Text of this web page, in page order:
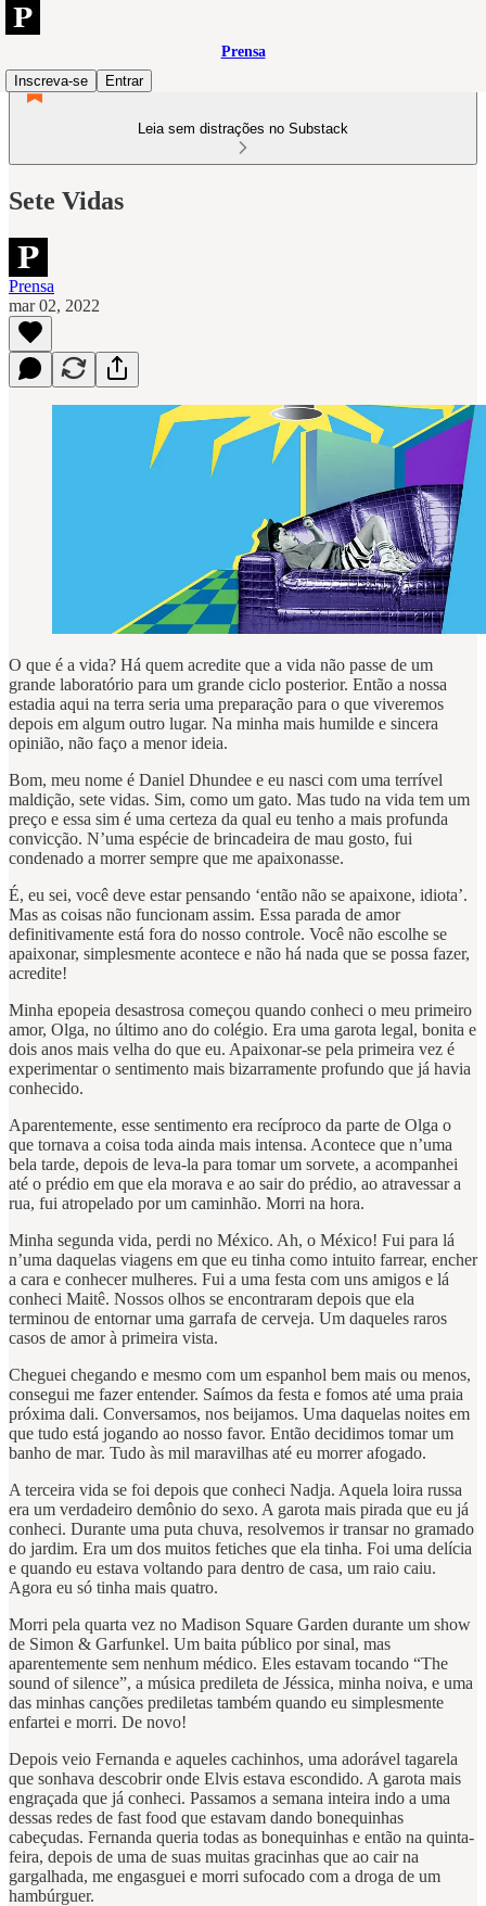
Prensa
Inscreva-se
Entrar
Leia sem distrações no Substack
Sete Vidas
Prensa
mar 02, 2022
O que é a vida? Há quem acredite que a vida não passe de um
grande laboratório para um grande ciclo posterior. Então a nossa
estadia aqui na terra seria uma preparação para o que viveremos
depois em algum outro lugar. Na minha mais humilde e sincera
opinião, não faço a menor ideia.
Bom, meu nome é Daniel Dhundee e eu nasci com uma terrível
maldição, sete vidas. Sim, como um gato. Mas tudo na vida tem um
preço e essa sim é uma certeza da qual eu tenho a mais profunda
convicção. N’uma espécie de brincadeira de mau gosto, fui
condenado a morrer sempre que me apaixonasse.
É, eu sei, você deve estar pensando ‘então não se apaixone, idiota’.
Mas as coisas não funcionam assim. Essa parada de amor
definitivamente está fora do nosso controle. Você não escolhe se
apaixonar, simplesmente acontece e não há nada que se possa fazer,
acredite!
Minha epopeia desastrosa começou quando conheci o meu primeiro
amor, Olga, no último ano do colégio. Era uma garota legal, bonita e
dois anos mais velha do que eu. Apaixonar-se pela primeira vez é
experimentar o sentimento mais bizarramente profundo que já havia
conhecido.
Aparentemente, esse sentimento era recíproco da parte de Olga o
que tornava a coisa toda ainda mais intensa. Acontece que n’uma
bela tarde, depois de leva-la para tomar um sorvete, a acompanhei
até o prédio em que ela morava e ao sair do prédio, ao atravessar a
rua, fui atropelado por um caminhão. Morri na hora.
Minha segunda vida, perdi no México. Ah, o México! Fui para lá
n’uma daquelas viagens em que eu tinha como intuito farrear, encher
a cara e conhecer mulheres. Fui a uma festa com uns amigos e lá
conheci Maitê. Nossos olhos se encontraram depois que ela
terminou de entornar uma garrafa de cerveja. Um daqueles raros
casos de amor à primeira vista.
Cheguei chegando e mesmo com um espanhol bem mais ou menos,
consegui me fazer entender. Saímos da festa e fomos até uma praia
próxima dali. Conversamos, nos beijamos. Uma daquelas noites em
que tudo está jogando ao nosso favor. Então decidimos tomar um
banho de mar. Tudo às mil maravilhas até eu morrer afogado.
A terceira vida se foi depois que conheci Nadja. Aquela loira russa
era um verdadeiro demônio do sexo. A garota mais pirada que eu já
conheci. Durante uma puta chuva, resolvemos ir transar no gramado
do jardim. Era um dos muitos fetiches que ela tinha. Foi uma delícia
e quando eu estava voltando para dentro de casa, um raio caiu.
Agora eu só tinha mais quatro.
Morri pela quarta vez no Madison Square Garden durante um show
de Simon & Garfunkel. Um baita público por sinal, mas
aparentemente sem nenhum médico. Eles estavam tocando “The
sound of silence”, a música predileta de Jéssica, minha noiva, e uma
das minhas canções prediletas também quando eu simplesmente
enfartei e morri. De novo!
Depois veio Fernanda e aqueles cachinhos, uma adorável tagarela
que sonhava descobrir onde Elvis estava escondido. A garota mais
engraçada que já conheci. Passamos a semana inteira indo a uma
dessas redes de fast food que estavam dando bonequinhas
cabeçudas. Fernanda queria todas as bonequinhas e então na quinta-
feira, depois de uma de suas muitas gracinhas que ao cair na
gargalhada, me engasguei e morri sufocado com a droga de um
hambúrguer.